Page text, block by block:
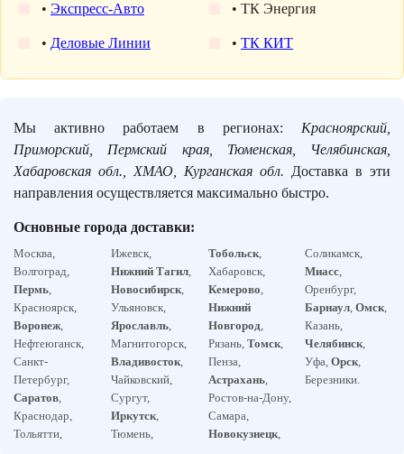
• Экспресс-Авто
• Деловые Линии
• ТК Энергия
• ТК КИТ
Мы активно работаем в регионах: Красноярский,
Приморский, Пермский края, Тюменская, Челябинская,
Хабаровская обл., ХМАО, Курганская обл. Доставка в эти
направления осуществляется максимально быстро.
Основные города доставки:
Москва,
Волгоград,
Пермь,
Красноярск,
Воронеж,
Нефтеюганск,
Санкт-
Петербург,
Саратов,
Краснодар,
Тольятти,
Ижевск,
Нижний Тагил,
Новосибирск,
Ульяновск,
Ярославль,
Магнитогорск,
Владивосток,
Чайковский,
Сургут,
Иркутск,
Тюмень,
Тобольск,
Хабаровск,
Кемерово,
Нижний
Новгород,
Рязань, Томск,
Пенза,
Астрахань,
Ростов-на-Дону,
Самара,
Новокузнецк,
Соликамск,
Миасс,
Оренбург,
Барнаул,Омск,
Казань,
Челябинск,
Уфа,Орск,
Березники.